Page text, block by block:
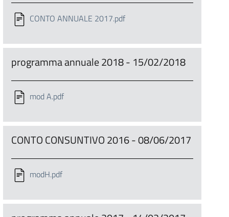
CONTO ANNUALE 2017.pdf
programma annuale 2018 - 15/02/2018
mod A.pdf
CONTO CONSUNTIVO 2016 - 08/06/2017
modH.pdf